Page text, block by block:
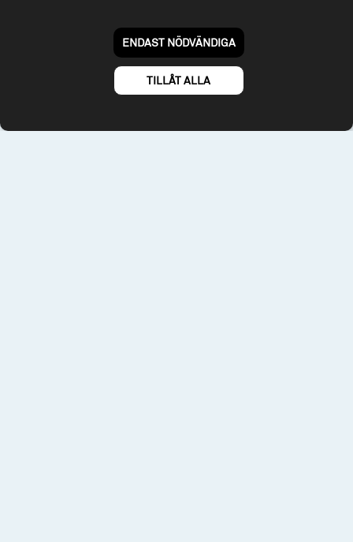
Till spiltan.se
© 2026 - Spiltan Fonder AB
By Sphinxly
ENDAST NÖDVÄNDIGA
TILLÅT ALLA